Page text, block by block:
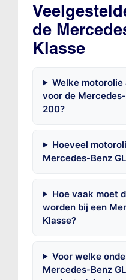
de
Klasse
Welke
voor de
200?
Hoeveel
Mercedes-Benz
Hoe vaak moet
worden bij een
Klasse?
Voor welke
Mercedes-Benz